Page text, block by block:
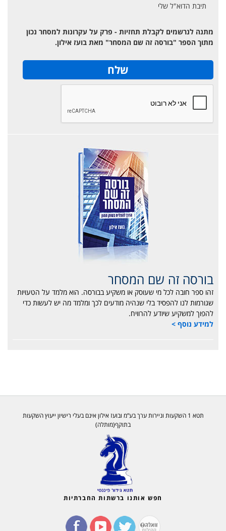
תיבת הדוא"ל שלי
מתנה לנרשמים לקבלת תחזיות - פרק על עקרונות למסחר נכון
מתוך הספר "בורסה זה שם המסחר" מאת בועז אילון.
בורסה זה שם המסחר
זהו ספר חובה לכל מי שעוסק או משקיע בבורסה. הוא מלמד על הטעויות
שגורמות לנו להפסיד בלי שנהיה מודעים לכך ומלמד מה יש לעשות כדי
להפוך למשקיע שיודע להרוויח.
למידע נוסף >
תטא 1 השקעות וניירות ערך בע”מ ובועז אילון אינם בעלי רישיון ייעוץ השקעות
בתוקף(מותלה)
חפש אותנו ברשתות החברתיות